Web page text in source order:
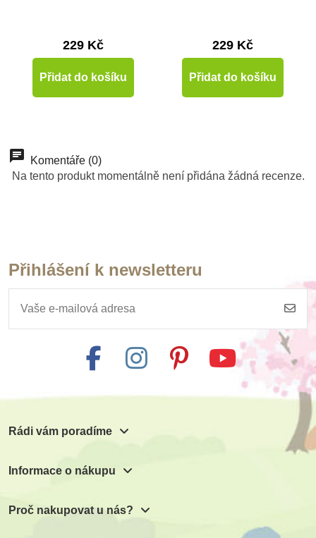
229 Kč
Přidat do košíku
229 Kč
Přidat do košíku
Skladem
Moje první kniha o
229 Kč
Moje první kniha o
229 Kč
Komentáře (0)
Na tento produkt momentálně není přidána žádná recenze.
Přihlášení k newsletteru
Rádi vám poradíme
Informace o nákupu
Proč nakupovat u nás?